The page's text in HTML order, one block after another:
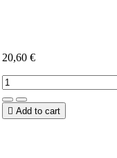
20,60 €
 Add to cart